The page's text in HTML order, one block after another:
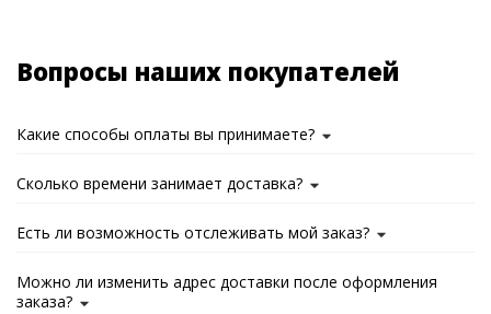
Вопросы наших покупателей
Какие способы оплаты вы принимаете?
Сколько времени занимает доставка?
Есть ли возможность отслеживать мой заказ?
Можно ли изменить адрес доставки после оформления
заказа?